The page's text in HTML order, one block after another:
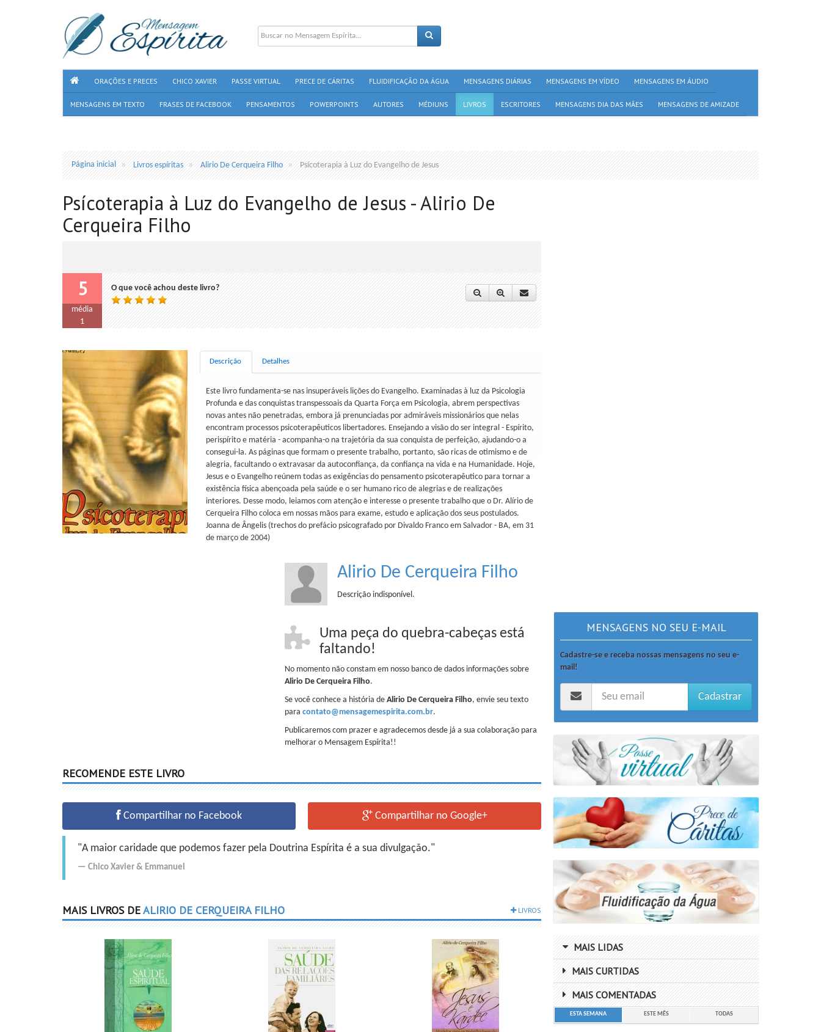
ORAÇÕES E PRECES CHICO XAVIER PASSE VIRTUAL PRECE DE CÁRITAS FLUIDIFICAÇÃO DA ÁGUA MENSAGENS DIÁRIAS MENSAGENS EM VÍDEO MENSAGENS EM ÁUDIO
MENSAGENS EM TEXTO FRASES DE FACEBOOK PENSAMENTOS POWERPOINTS AUTORES MÉDIUNS LIVROS ESCRITORES MENSAGENS DIA DAS MÃES MENSAGENS DE AMIZADE
Página inicial Livros espíritas Alirio De Cerqueira Filho Psícoterapia à Luz do Evangelho de Jesus
Psícoterapia à Luz do Evangelho de Jesus - Alirio De
Cerqueira Filho
5
média
1
O que você achou deste livro?
Descrição Detalhes
Este livro fundamenta-se nas insuperáveis lições do Evangelho. Examinadas à luz da Psicologia
Profunda e das conquistas transpessoais da Quarta Força em Psicologia, abrem perspectivas
novas antes não penetradas, embora já prenunciadas por admiráveis missionários que nelas
encontram processos psicoterapêuticos libertadores. Ensejando a visão do ser integral - Espírito,
perispírito e matéria - acompanha-o na trajetória da sua conquista de perfeição, ajudando-o a
consegui-la. As páginas que formam o presente trabalho, portanto, são ricas de otimismo e de
alegria, facultando o extravasar da autoconfiança, da confiança na vida e na Humanidade. Hoje,
Jesus e o Evangelho reúnem todas as exigências do pensamento psicoterapêutico para tornar a
existência física abençoada pela saúde e o ser humano rico de alegrias e de realizações
interiores. Desse modo, leiamos com atenção e interesse o presente trabalho que o Dr. Alírio de
Cerqueira Filho coloca em nossas mãos para exame, estudo e aplicação dos seus postulados.
Joanna de Ângelis (trechos do prefácio psicografado por Divaldo Franco em Salvador - BA, em 31
de março de 2004)
Alirio De Cerqueira Filho
Descrição indisponível.
Uma peça do quebra-cabeças está
faltando!
No momento não constam em nosso banco de dados informações sobre
Alirio De Cerqueira Filho.
Se você conhece a história de Alirio De Cerqueira Filho, envie seu texto
para contato@mensagemespirita.com.br.
Publicaremos com prazer e agradecemos desde já a sua colaboração para
melhorar o Mensagem Espírita!!
RECOMENDE ESTE LIVRO
Compartilhar no Facebook Compartilhar no Google+
"A maior caridade que podemos fazer pela Doutrina Espírita é a sua divulgação."
Chico Xavier & Emmanuel
MAIS LIVROS DEALIRIO DE CERQUEIRA FILHO LIVROS
MENSAGENS NO SEU E-MAIL
Cadastre-se e receba nossas mensagens no seu e-
mail!
Cadastrar
MAIS LIDAS
MAIS CURTIDAS
MAIS COMENTADAS
ESTA SEMANA ESTE MÊS TODAS